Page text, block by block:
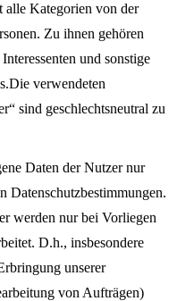
alle Kategorien von der
Zu ihnen gehören
und sonstige
verwendeten
sind geschlechtsneutral zu
Daten der Nutzer nur
Datenschutzbestimmungen.
werden nur bei Vorliegen
D.h., insbesondere
unserer
von Aufträgen)